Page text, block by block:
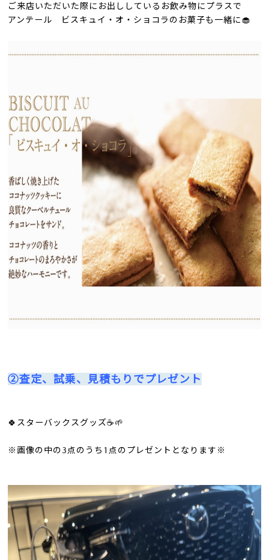
ご来店いただいた際にお出ししているお飲み物にプラスで
アンテール ビスキュイ・オ・ショコラのお菓子も一緒に🧁
②査定、試乗、見積もりでプレゼント
🍀スターバックスグッズ☕️🌱
※画像の中の3点のうち1点のプレゼントとなります※